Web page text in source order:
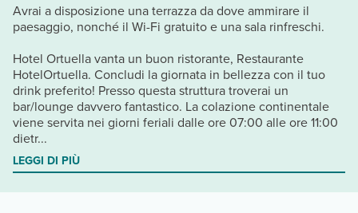
Avrai a disposizione una terrazza da dove ammirare il
paesaggio, nonché il Wi-Fi gratuito e una sala rinfreschi.
Hotel Ortuella vanta un buon ristorante, Restaurante
HotelOrtuella. Concludi la giornata in bellezza con il tuo
drink preferito! Presso questa struttura troverai un
bar/lounge davvero fantastico. La colazione continentale
viene servita nei giorni feriali dalle ore 07:00 alle ore 11:00
dietr...
LEGGI DI PIÙ